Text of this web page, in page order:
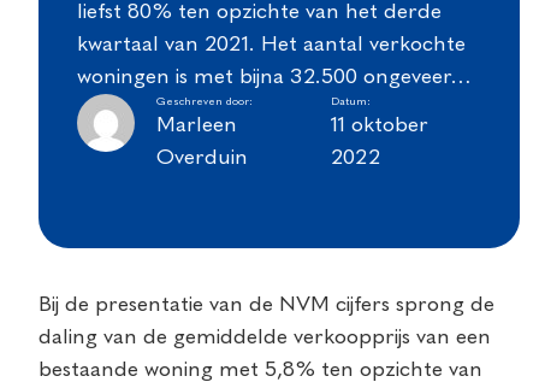
liefst 80% ten opzichte van het derde
kwartaal van 2021. Het aantal verkochte
woningen is met bijna 32.500 ongeveer…
Geschreven door:
Marleen
Overduin
Datum:
11 oktober
2022
Bij de presentatie van de NVM cijfers sprong de
daling van de gemiddelde verkoopprijs van een
bestaande woning met 5,8% ten opzichte van